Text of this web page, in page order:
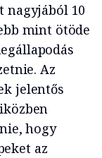
nagyjából 10
mint ötöde
Az
jelentős
hogy
az